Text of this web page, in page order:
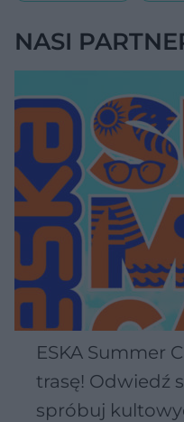
NASI
ESKA Summer
trasę! Odwiedź
spróbuj